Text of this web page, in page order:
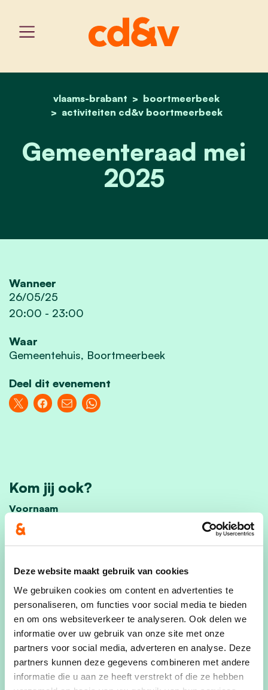
Deze website maakt gebruik van cookies
We gebruiken cookies om content en advertenties te
personaliseren, om functies voor social media te bieden
en om ons websiteverkeer te analyseren. Ook delen we
informatie over uw gebruik van onze site met onze
partners voor social media, adverteren en analyse. Deze
partners kunnen deze gegevens combineren met andere
informatie die u aan ze heeft verstrekt of die ze hebben
home
vlaams-brabant
boortmeerbeek
activiteiten cd&v boortmeerbeek
gemeenteraad mei 2025
Gemeenteraad mei
2025
Wanneer
26/05/25
20:00 - 23:00
Waar
Gemeentehuis, Boortmeerbeek
Deel dit evenement
Kom jij ook?
Voornaam
Achternaam
E-mailadres
Ja, ik wens de cd&v nieuwsbrief te ontvangen